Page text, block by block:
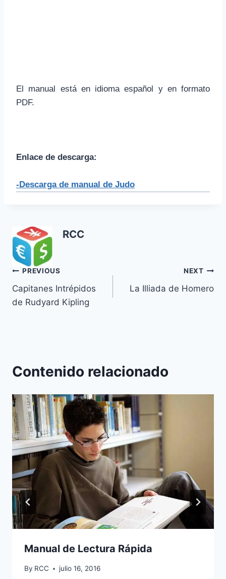
El manual está en idioma español y en formato
PDF.
Enlace de descarga:
-Descarga de manual de Judo
RCC
Navegación
de
PREVIOUS
Capitanes Intrépidos
de Rudyard Kipling
NEXT
La Illiada de Homero
Contenido relacionado
Manual de Lectura Rápida
By RCC julio 16, 2016